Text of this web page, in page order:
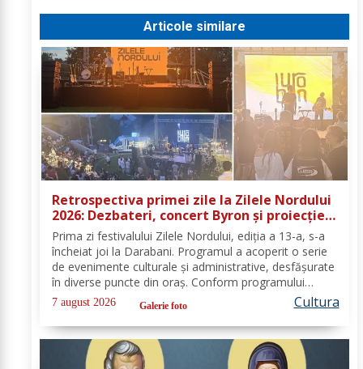
Articole similare
Retrospectiva primei zile la Zilele Nordului
2026: Dezbateri, concert Byron și proiecție
de film
Prima zi festivalului Zilele Nordului, ediția a 13-a, s-a
încheiat joi la Darabani. Programul a acoperit o serie
de evenimente culturale și administrative, desfășurate
în diverse puncte din oraș. Conform programului
oficial comunicat de Asociația Nord, mai jos se
regăsește sinteza activităților,...
7 august 2026 Galerie foto Cultura